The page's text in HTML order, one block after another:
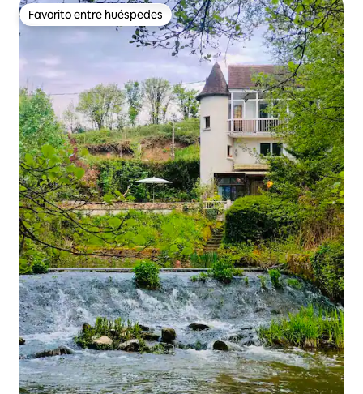
Favorito entre huéspedes
Favorito entre huéspedes